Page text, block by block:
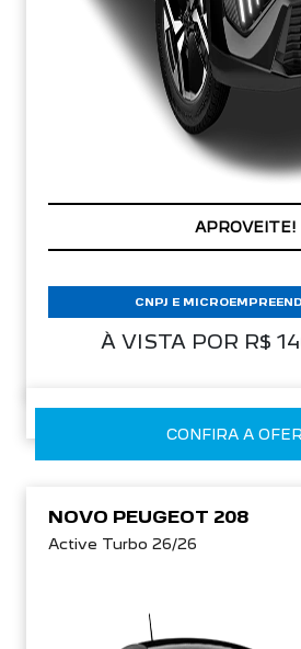
PREÇOS
À VISTA POR R$
CNPJ E
CONFIRA A
NOVO PEUGEOT 208
Active Turbo 26/26